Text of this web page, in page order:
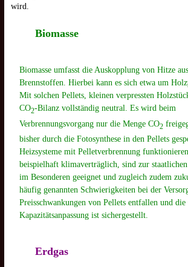
wird.
Biomasse
Biomasse umfasst die Auskopplung von Hitze
Brennstoffen. Hierbei kann es sich etwa um
Mit solchen Pellets, kleinen verpressten
CO2-Bilanz vollständig neutral. Es wird beim
Verbrennungsvorgang nur die Menge CO2
bisher durch die Fotosynthese in den Pellets
Heizsysteme mit Pelletverbrennung
beispielhaft klimaverträglich, sind zur
im Besonderen geeignet und zugleich zudem
häufig genannten Schwierigkeiten bei der
Preisschwankungen von Pellets entfallen und die
Kapazitätsanpassung ist sichergestellt.
Erdgas